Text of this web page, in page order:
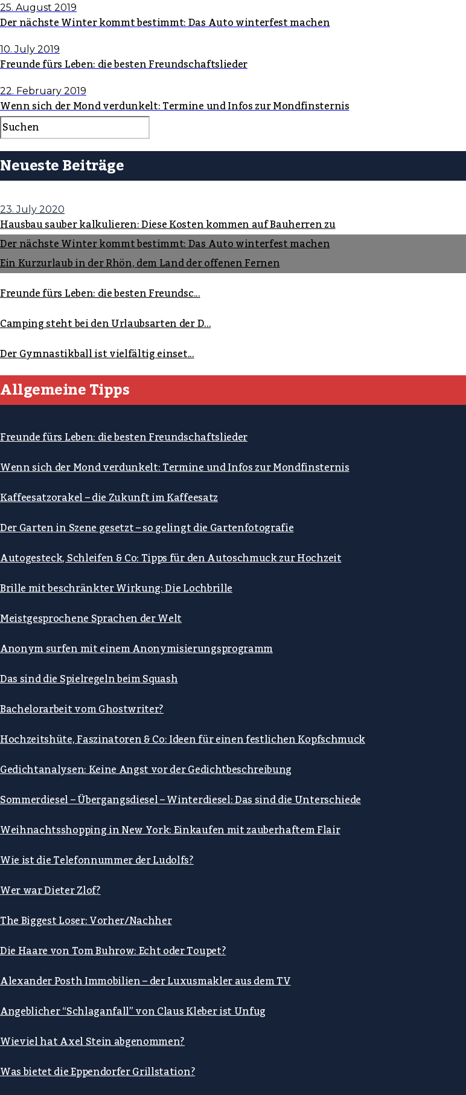
25. August 2019
Der nächste Winter kommt bestimmt: Das Auto winterfest machen
10. July 2019
Freunde fürs Leben: die besten Freundschaftslieder
22. February 2019
Wenn sich der Mond verdunkelt: Termine und Infos zur Mondfinsternis
Neueste Beiträge
23. July 2020
Hausbau sauber kalkulieren: Diese Kosten kommen auf Bauherren zu
Der nächste Winter kommt bestimmt: Das Auto winterfest machen
Ein Kurzurlaub in der Rhön, dem Land der offenen Fernen
Freunde fürs Leben: die besten Freundsc...
Camping steht bei den Urlaubsarten der D...
Der Gymnastikball ist vielfältig einset...
Allgemeine Tipps
Freunde fürs Leben: die besten Freundschaftslieder
Wenn sich der Mond verdunkelt: Termine und Infos zur Mondfinsternis
Kaffeesatzorakel – die Zukunft im Kaffeesatz
Der Garten in Szene gesetzt – so gelingt die Gartenfotografie
Autogesteck, Schleifen & Co: Tipps für den Autoschmuck zur Hochzeit
Brille mit beschränkter Wirkung: Die Lochbrille
Meistgesprochene Sprachen der Welt
Anonym surfen mit einem Anonymisierungsprogramm
Das sind die Spielregeln beim Squash
Bachelorarbeit vom Ghostwriter?
Hochzeitshüte, Faszinatoren & Co: Ideen für einen festlichen Kopfschmuck
Gedichtanalysen: Keine Angst vor der Gedichtbeschreibung
Sommerdiesel – Übergangsdiesel – Winterdiesel: Das sind die Unterschiede
Weihnachtsshopping in New York: Einkaufen mit zauberhaftem Flair
Wie ist die Telefonnummer der Ludolfs?
Wer war Dieter Zlof?
The Biggest Loser: Vorher/Nachher
Die Haare von Tom Buhrow: Echt oder Toupet?
Alexander Posth Immobilien – der Luxusmakler aus dem TV
Angeblicher “Schlaganfall” von Claus Kleber ist Unfug
Wieviel hat Axel Stein abgenommen?
Was bietet die Eppendorfer Grillstation?